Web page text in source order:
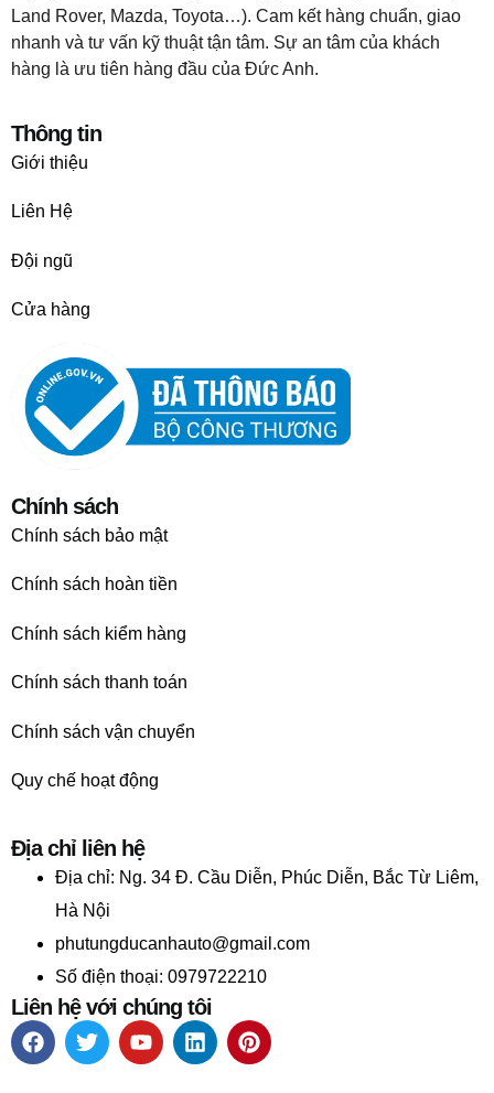
Land Rover, Mazda, Toyota…). Cam kết hàng chuẩn, giao
nhanh và tư vấn kỹ thuật tận tâm. Sự an tâm của khách
hàng là ưu tiên hàng đầu của Đức Anh.
Thông tin
Giới thiệu
Liên Hệ
Đội ngũ
Cửa hàng
Chính sách
Chính sách bảo mật
Chính sách hoàn tiền
Chính sách kiểm hàng
Chính sách thanh toán
Chính sách vận chuyển
Quy chế hoạt động
Địa chỉ liên hệ
Địa chỉ: Ng. 34 Đ. Cầu Diễn, Phúc Diễn, Bắc Từ Liêm,
Hà Nội
phutungducanhauto@gmail.com
Số điện thoại: 0979722210
Liên hệ với chúng tôi